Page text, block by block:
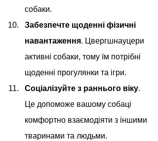
собаки.
Забезпечте щоденні фізичні
навантаження. Цвергшнауцери
активні собаки, тому їм потрібні
щоденні прогулянки та ігри.
Соціалізуйте з раннього віку.
Це допоможе вашому собаці
комфортно взаємодіяти з іншими
тваринами та людьми.